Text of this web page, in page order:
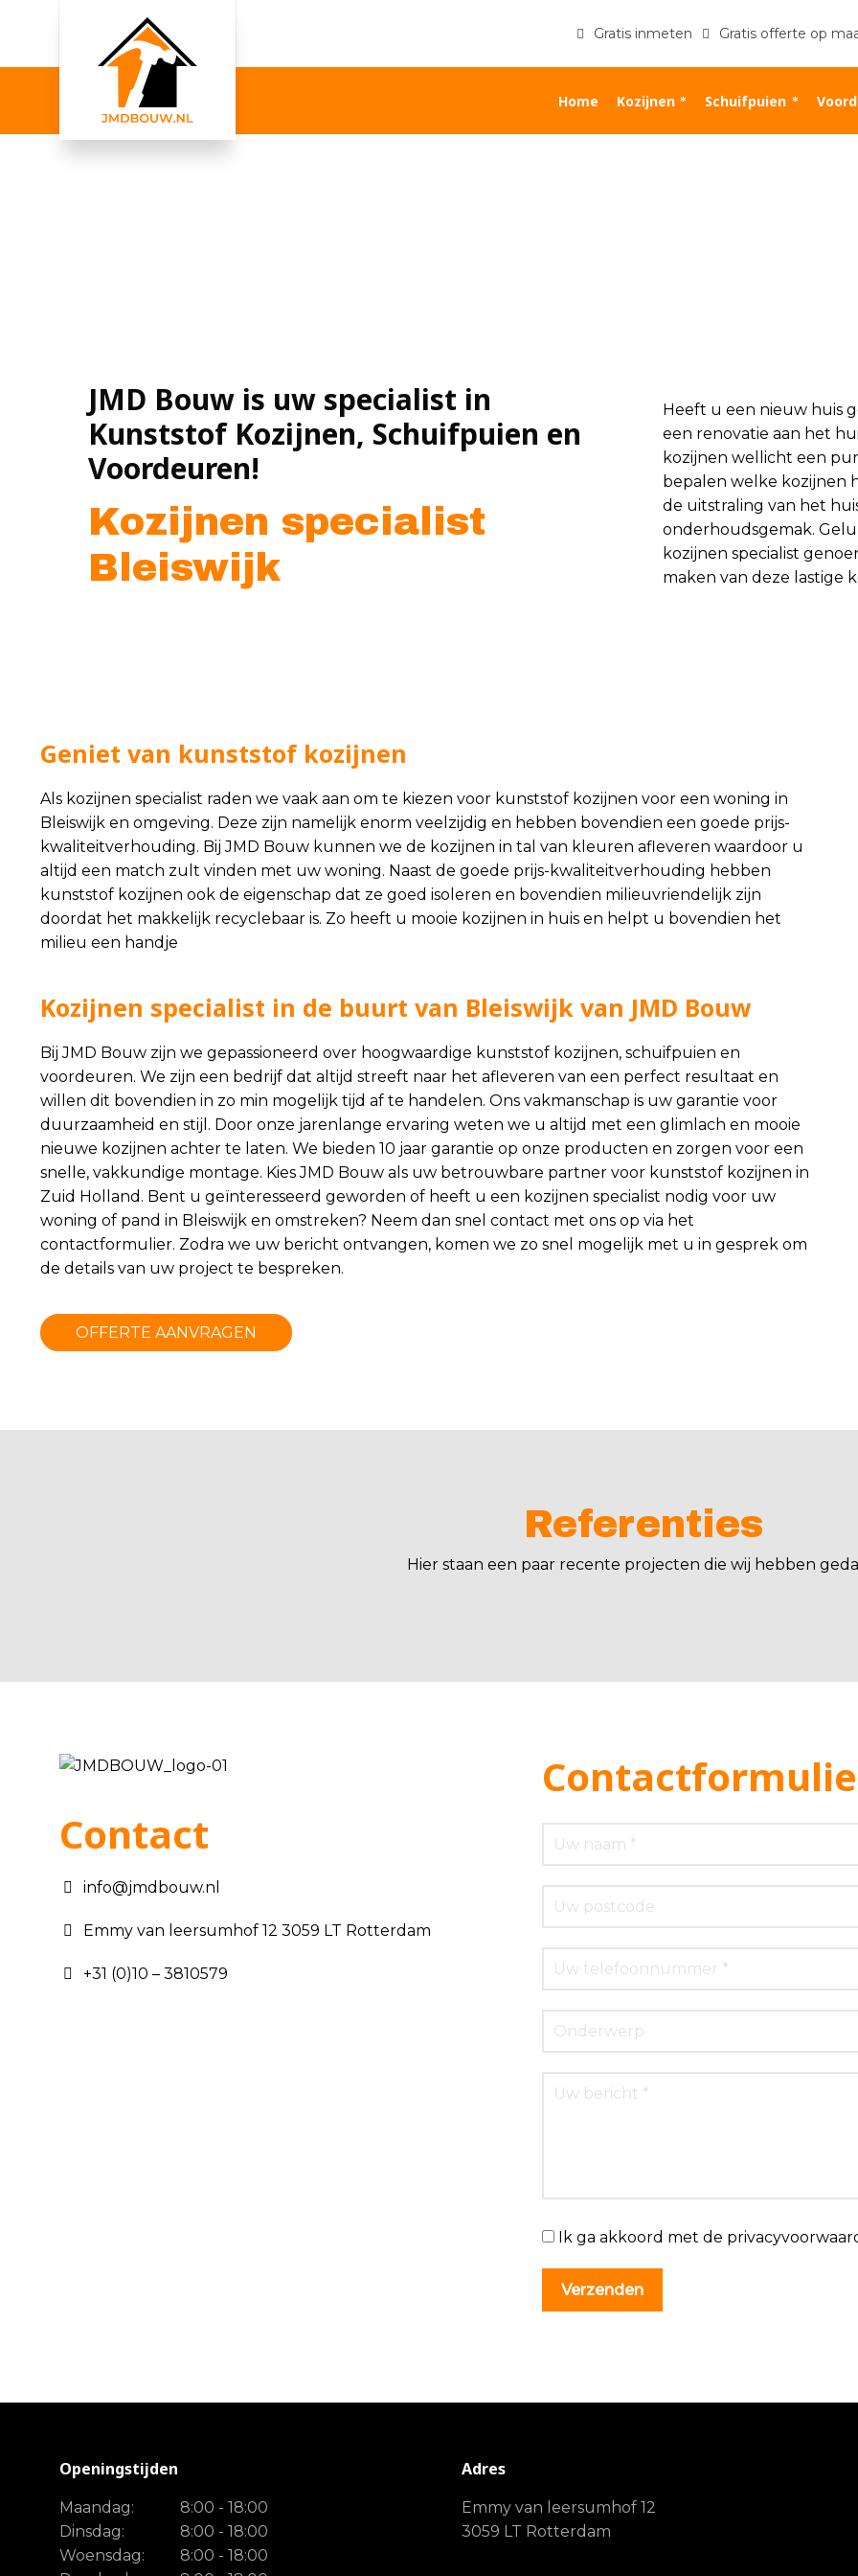
Gratis inmeten Gratis offerte op
Home Kozijnen Schuifpuien
JMD Bouw is uw specialist in
Kunststof Kozijnen, Schuifpuien en
Voordeuren!
Kozijnen specialist
Bleiswijk
Heeft u een nieuw huis
een renovatie aan het
kozijnen wellicht een
bepalen welke kozijnen
de uitstraling van het
onderhoudsgemak.
kozijnen specialist
maken van deze lastige
Geniet van kunststof kozijnen
Als kozijnen specialist raden we vaak aan om te kiezen voor kunststof kozijnen voor een woning in
Bleiswijk en omgeving. Deze zijn namelijk enorm veelzijdig en hebben bovendien een goede prijs-
kwaliteitverhouding. Bij JMD Bouw kunnen we de kozijnen in tal van kleuren afleveren waardoor u
altijd een match zult vinden met uw woning. Naast de goede prijs-kwaliteitverhouding hebben
kunststof kozijnen ook de eigenschap dat ze goed isoleren en bovendien milieuvriendelijk zijn
doordat het makkelijk recyclebaar is. Zo heeft u mooie kozijnen in huis en helpt u bovendien het
milieu een handje
Kozijnen specialist in de buurt van Bleiswijk van JMD Bouw
Bij JMD Bouw zijn we gepassioneerd over hoogwaardige kunststof kozijnen, schuifpuien en
voordeuren. We zijn een bedrijf dat altijd streeft naar het afleveren van een perfect resultaat en
willen dit bovendien in zo min mogelijk tijd af te handelen. Ons vakmanschap is uw garantie voor
duurzaamheid en stijl. Door onze jarenlange ervaring weten we u altijd met een glimlach en mooie
nieuwe kozijnen achter te laten. We bieden 10 jaar garantie op onze producten en zorgen voor een
snelle, vakkundige montage. Kies JMD Bouw als uw betrouwbare partner voor kunststof kozijnen in
Zuid Holland. Bent u geïnteresseerd geworden of heeft u een kozijnen specialist nodig voor uw
woning of pand in Bleiswijk en omstreken? Neem dan snel contact met ons op via het
contactformulier. Zodra we uw bericht ontvangen, komen we zo snel mogelijk met u in gesprek om
de details van uw project te bespreken.
OFFERTE AANVRAGEN
Referenties
Hier staan een paar recente projecten die wij hebben
Contact
info@jmdbouw.nl
Emmy van leersumhof 12 3059 LT Rotterdam
+31 (0)10 – 3810579
Ik ga akkoord met de
Openingstijden
Maandag:
8:00 - 18:00
Dinsdag:
8:00 - 18:00
Woensdag:
8:00 - 18:00
Adres
Emmy van leersumhof 12
3059 LT Rotterdam